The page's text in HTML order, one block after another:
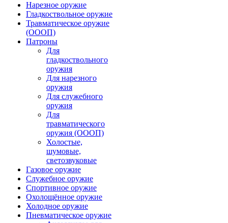
Нарезное оружие
Гладкоствольное оружие
Травматическое оружие
(ОООП)
Патроны
Для
гладкоствольного
оружия
Для нарезного
оружия
Для служебного
оружия
Для
травматического
оружия (ОООП)
Холостые,
шумовые,
светозвуковые
Газовое оружие
Служебное оружие
Спортивное оружие
Охолощённое оружие
Холодное оружие
Пневматическое оружие